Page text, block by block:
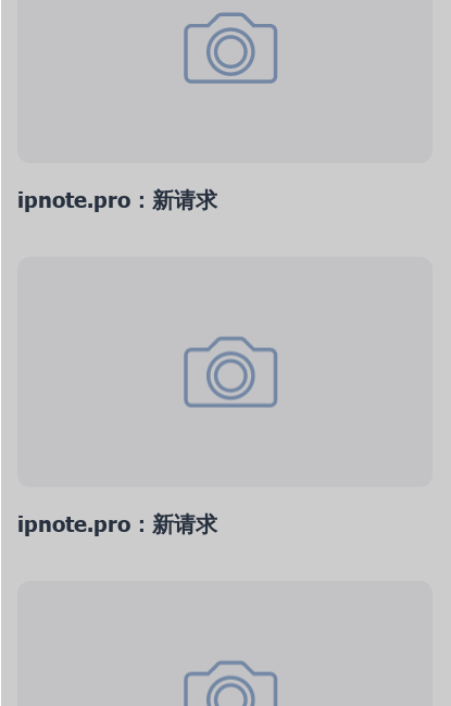
ipnote.pro：新请求
ipnote.pro：新请求